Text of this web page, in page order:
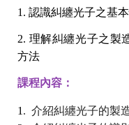
1. 認識糾纏光子之基
2. 理解糾纏光子之製
方法
課程內容 ：
1 . 介紹糾纏光子的製